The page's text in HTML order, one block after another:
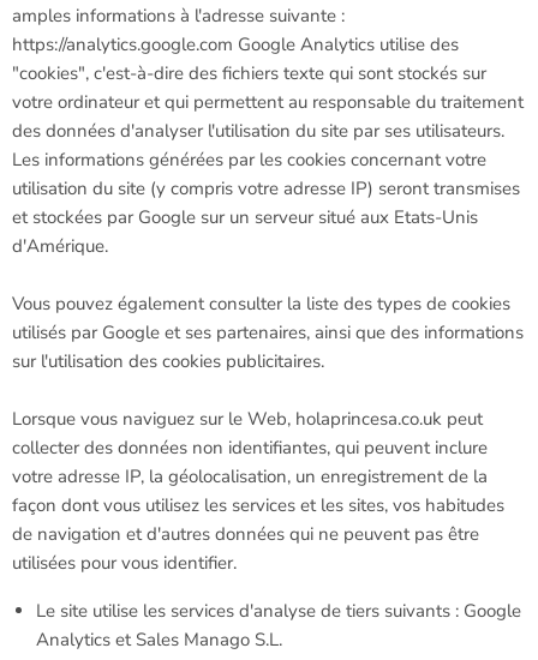
amples informations à l'adresse suivante :
https://analytics.google.com Google Analytics utilise des
"cookies", c'est-à-dire des fichiers texte qui sont stockés sur
votre ordinateur et qui permettent au responsable du traitement
des données d'analyser l'utilisation du site par ses utilisateurs.
Les informations générées par les cookies concernant votre
utilisation du site (y compris votre adresse IP) seront transmises
et stockées par Google sur un serveur situé aux Etats-Unis
d'Amérique.
Vous pouvez également consulter la liste des types de cookies
utilisés par Google et ses partenaires, ainsi que des informations
sur l'utilisation des cookies publicitaires.
Lorsque vous naviguez sur le Web, holaprincesa.co.uk peut
collecter des données non identifiantes, qui peuvent inclure
votre adresse IP, la géolocalisation, un enregistrement de la
façon dont vous utilisez les services et les sites, vos habitudes
de navigation et d'autres données qui ne peuvent pas être
utilisées pour vous identifier.
Le site utilise les services d'analyse de tiers suivants : Google
Analytics et Sales Manago S.L.